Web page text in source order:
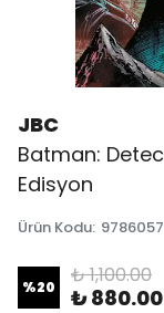
JBC
Batman:
Edisyon
Ürün Kodu:
%20 ₺ 1,100.00
₺ 880.00